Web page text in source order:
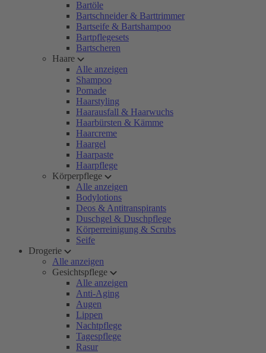
Bartöle
Bartschneider & Barttrimmer
Bartseife & Bartshampoo
Bartpflegesets
Bartscheren
Haare
Alle anzeigen
Shampoo
Pomade
Haarstyling
Haarausfall & Haarwuchs
Haarbürsten & Kämme
Haarcreme
Haargel
Haarpaste
Haarpflege
Körperpflege
Alle anzeigen
Bodylotions
Deos & Antitranspirants
Duschgel & Duschpflege
Körperreinigung & Scrubs
Seife
Drogerie
Alle anzeigen
Gesichtspflege
Alle anzeigen
Anti-Aging
Augen
Lippen
Nachtpflege
Tagespflege
Rasur